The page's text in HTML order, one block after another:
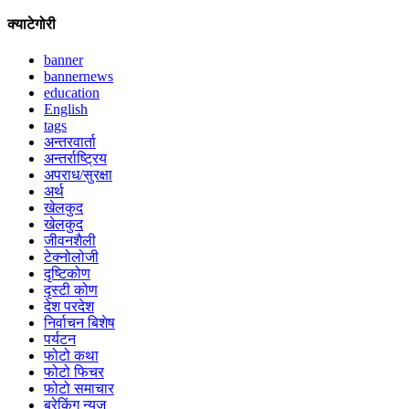
क्याटेगोरी
banner
bannernews
education
English
tags
अन्तरवार्ता
अन्तर्राष्ट्रिय
अपराध/सुरक्षा
अर्थ
खेलकुद
खेलकुद
जीवनशैली
टेक्नोलोजी
दृष्टिकोण
दृस्टी कोण
देश परदेश
निर्वाचन बिशेष
पर्यटन
फोटो कथा
फोटो फिचर
फोटो समाचार
ब्रेकिंग न्युज